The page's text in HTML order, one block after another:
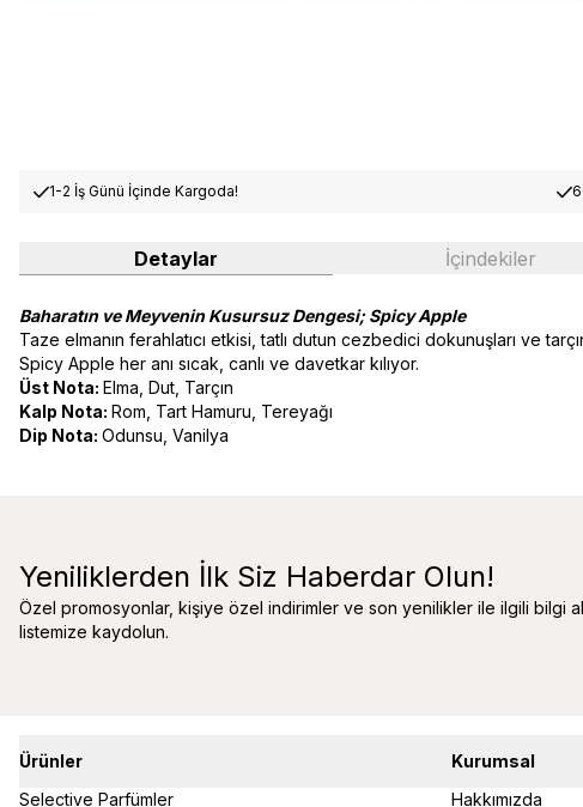
1-2 İş Günü İçinde Kargoda!
Detaylar İçindekiler
Baharatın ve Meyvenin Kusursuz Dengesi; Spicy Apple
Taze elmanın ferahlatıcı etkisi, tatlı dutun cezbedici dokunuşları ve
Spicy Apple her anı sıcak, canlı ve davetkar kılıyor.
Üst Nota: Elma, Dut, Tarçın
Kalp Nota: Rom, Tart Hamuru, Tereyağı
Dip Nota: Odunsu, Vanilya
Yeniliklerden İlk Siz Haberdar Olun!
Özel promosyonlar, kişiye özel indirimler ve son yenilikler ile ilgili bilgi
listemize kaydolun.
Ürünler
Selective Parfümler
Kurumsal
Hakkımızda